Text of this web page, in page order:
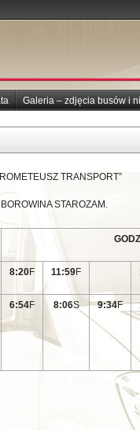
Galeria – zdjęcia busów i
TRANSPORT”
STAROZAM.
8:20F 11:59F
6:54F 8:06S 9:34F